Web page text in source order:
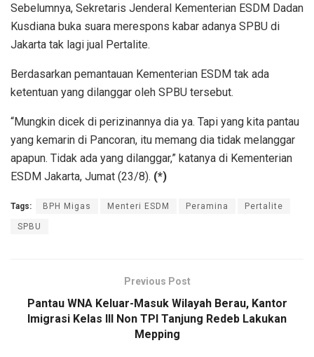
Sebelumnya, Sekretaris Jenderal Kementerian ESDM Dadan
Kusdiana buka suara merespons kabar adanya SPBU di
Jakarta tak lagi jual Pertalite.
Berdasarkan pemantauan Kementerian ESDM tak ada
ketentuan yang dilanggar oleh SPBU tersebut.
“Mungkin dicek di perizinannya dia ya. Tapi yang kita pantau
yang kemarin di Pancoran, itu memang dia tidak melanggar
apapun. Tidak ada yang dilanggar,” katanya di Kementerian
ESDM Jakarta, Jumat (23/8). (*)
Tags: BPH Migas Menteri ESDM Peramina Pertalite
SPBU
Previous Post
Pantau WNA Keluar-Masuk Wilayah Berau, Kantor
Imigrasi Kelas III Non TPI Tanjung Redeb Lakukan
Mepping